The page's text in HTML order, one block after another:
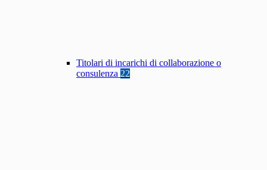
Titolari di incarichi di collaborazione o
consulenza 22